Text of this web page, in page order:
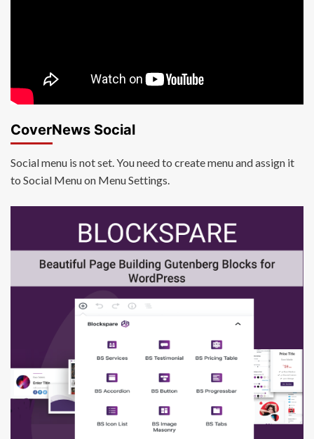
CoverNews Social
Social menu is not set. You need to create menu and assign it
to Social Menu on Menu Settings.